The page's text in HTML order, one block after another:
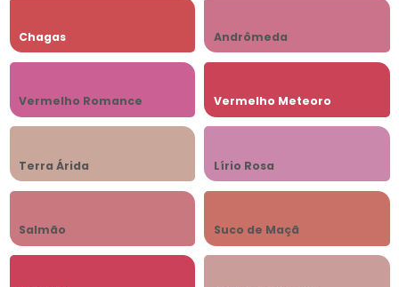
Chagas Andrômeda
Vermelho Romance Vermelho Meteoro
Terra Árida Lírio Rosa
Salmão Suco de Maçã